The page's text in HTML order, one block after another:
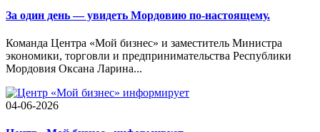
За один день — увидеть Мордовию по-настоящему.
Команда Центра «Мой бизнес» и заместитель Министра
экономики, торговли и предпринимательства Республики
Мордовия Оксана Ларина...
04-06-2026